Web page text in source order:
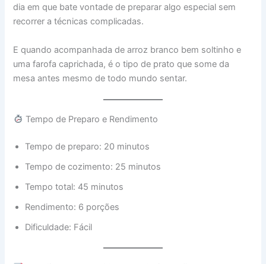
dia em que bate vontade de preparar algo especial sem
recorrer a técnicas complicadas.
E quando acompanhada de arroz branco bem soltinho e
uma farofa caprichada, é o tipo de prato que some da
mesa antes mesmo de todo mundo sentar.
Tempo de Preparo e Rendimento
Tempo de preparo: 20 minutos
Tempo de cozimento: 25 minutos
Tempo total: 45 minutos
Rendimento: 6 porções
Dificuldade: Fácil